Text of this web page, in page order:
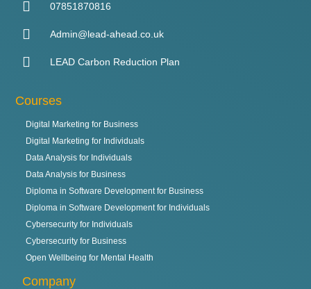
07851870816
Admin@lead-ahead.co.uk
LEAD Carbon Reduction Plan
Courses
Digital Marketing for Business
Digital Marketing for Individuals
Data Analysis for Individuals
Data Analysis for Business
Diploma in Software Development for Business
Diploma in Software Development for Individuals
Cybersecurity for Individuals
Cybersecurity for Business
Open Wellbeing for Mental Health
Company